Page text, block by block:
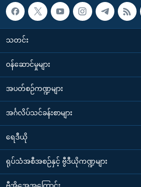
သတင်း
၀န်ဆောင်မှုများ
အပတ်စဉ်ကဏ္ဍများ
အင်္ဂလိပ်သင်ခန်းစာများ
ရေဒီယို
ရုပ်သံအစီအစဉ်နှင့် ဗွီဒီယိုကဏ္ဍများ